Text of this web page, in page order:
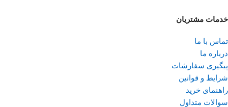
خدمات مشتریان
تماس با ما
درباره ما
پیگیری سفارشات
شرایط و قوانین
راهنمای خرید
سوالات متداول